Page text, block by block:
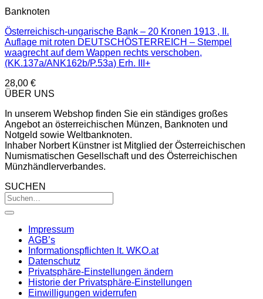
Banknoten
Österreichisch-ungarische Bank – 20 Kronen 1913 , II.
Auflage mit roten DEUTSCHÖSTERREICH – Stempel
waagrecht auf dem Wappen rechts verschoben,
(KK.137a/ANK162b/P.53a) Erh. III+
28,00 €
ÜBER UNS
In unserem Webshop finden Sie ein ständiges großes
Angebot an österreichischen Münzen, Banknoten und
Notgeld sowie Weltbanknoten.
Inhaber Norbert Künstner ist Mitglied der Österreichischen
Numismatischen Gesellschaft und des Österreichischen
Münzhändlerverbandes.
SUCHEN
Impressum
AGB’s
Informationspflichten lt. WKO.at
Datenschutz
Privatsphäre-Einstellungen ändern
Historie der Privatsphäre-Einstellungen
Einwilligungen widerrufen